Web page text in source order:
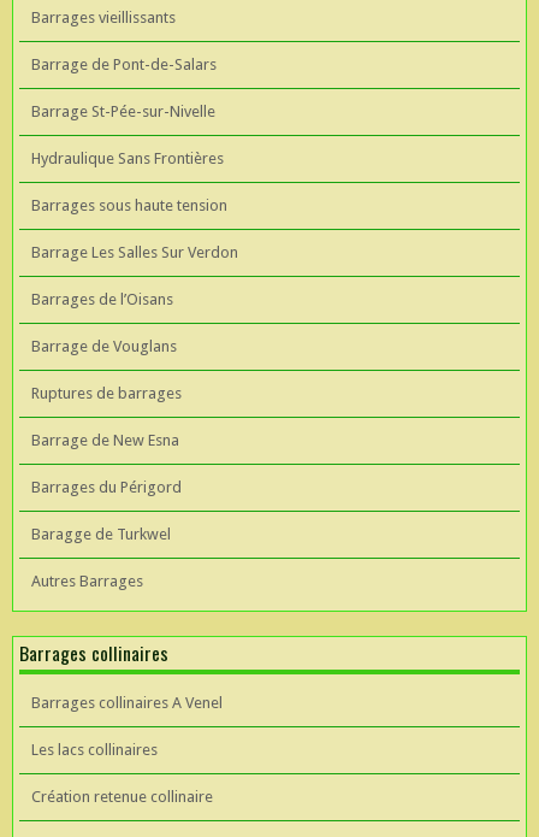
Barrages vieillissants
Barrage de Pont-de-Salars
Barrage St-Pée-sur-Nivelle
Hydraulique Sans Frontières
Barrages sous haute tension
Barrage Les Salles Sur Verdon
Barrages de l’Oisans
Barrage de Vouglans
Ruptures de barrages
Barrage de New Esna
Barrages du Périgord
Baragge de Turkwel
Autres Barrages
Barrages collinaires
Barrages collinaires A Venel
Les lacs collinaires
Création retenue collinaire